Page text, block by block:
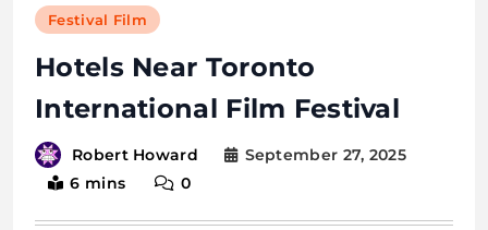
Festival Film
Hotels Near Toronto
International Film Festival
Robert Howard
September 27, 2025
6 mins
0